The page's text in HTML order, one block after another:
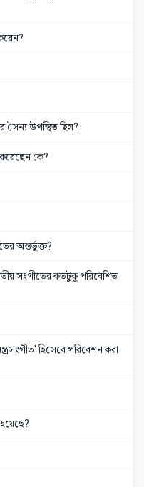
সৈন্য উপস্থিত ছিল?
কে?
অন্তর্ভুক্ত?
সংগীতের কতটুকু পরিবেশিত
হিসেবে পরিবেশন করা